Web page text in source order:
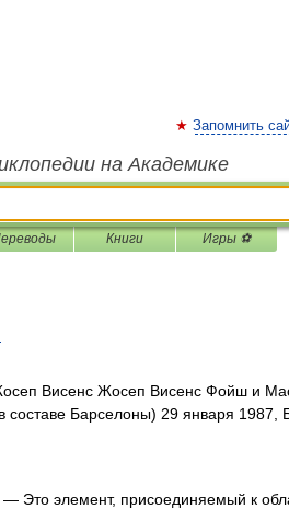
Запомнить
на Академике
Книги Игры ⚽
Висенс Жосеп Висенс Фойш и Мас
Барселоны) 29 января 1987,
— Это элемент, присоединяемый к